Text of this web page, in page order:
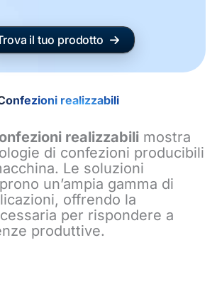
il tuo prodotto
realizzabili
realizzabili mostra
di confezioni producibili
Le soluzioni
un’ampia gamma di
offrendo la
per rispondere a
produttive.